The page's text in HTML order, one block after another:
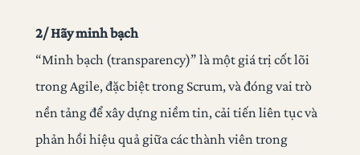
2/ Hãy minh bạch
“Minh bạch (transparency)” là một giá trị cốt lõi
trong Agile, đặc biệt trong Scrum, và đóng vai trò
nền tảng để xây dựng niềm tin, cải tiến liên tục và
phản hồi hiệu quả giữa các thành viên trong